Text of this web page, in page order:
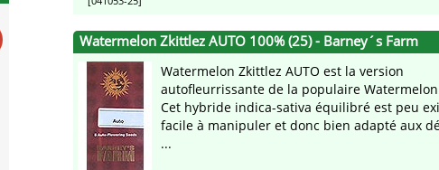
Watermelon Zkittlez AUTO 100% (25) - Barney´s Farm
Watermelon Zkittlez AUTO est la version
autofleurrissante de la populaire
Cet hybride indica-sativa équilibré est peu
facile à manipuler et donc bien adapté aux
...